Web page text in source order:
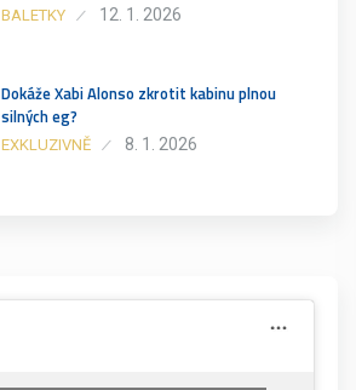
BALETKY 12. 1. 2026
Dokáže Xabi Alonso zkrotit kabinu plnou
silných eg?
EXKLUZIVNĚ 8. 1. 2026